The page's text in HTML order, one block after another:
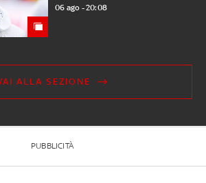
06 ago - 20:08
ALLA SEZIONE
PUBBLICITÀ